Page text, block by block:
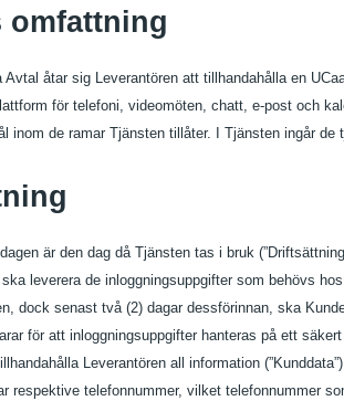
omfattning
Avtal åtar sig Leverantören att tillhandahålla en
för telefoni, videomöten, chatt, e-post och
inom de ramar Tjänsten tillåter. I Tjänsten ingår
är den dag då Tjänsten tas i bruk
leverera de inloggningsuppgifter som behövs
dock senast två (2) dagar dessförinnan, ska
för att inloggningsuppgifter hanteras på ett
Leverantören all information
respektive telefonnummer, vilket telefonnummer